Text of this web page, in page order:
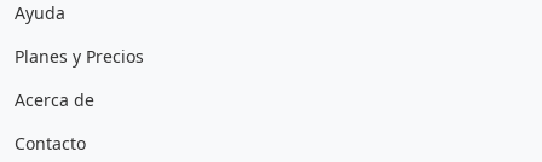
Ayuda
Planes y Precios
Acerca de
Contacto